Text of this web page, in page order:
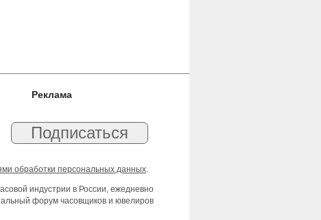
Реклама
обработки персональных данных.
индустрии в России, ежедневно
форум часовщиков и ювелиров